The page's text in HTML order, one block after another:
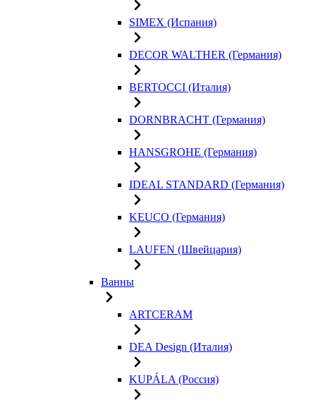
SIMEX (Испания)
DECOR WALTHER (Германия)
BERTOCCI (Италия)
DORNBRACHT (Германия)
HANSGROHE (Германия)
IDEAL STANDARD (Германия)
KEUCO (Германия)
LAUFEN (Швейцария)
Ванны
ARTCERAM
DEA Design (Италия)
KUPÁLA (Россия)